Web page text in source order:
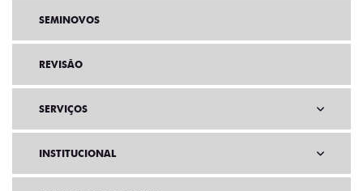
SEMINOVOS
REVISÃO
SERVIÇOS
INSTITUCIONAL